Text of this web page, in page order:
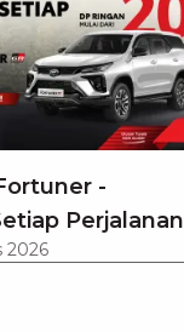
-
Perjalanan
2026